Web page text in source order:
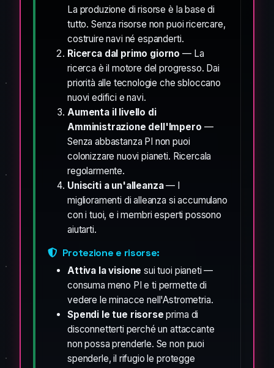
La produzione di risorse è la base di
tutto. Senza risorse non puoi ricercare,
costruire navi né espanderti.
Ricerca dal primo giorno — La
ricerca è il motore del progresso. Dai
priorità alle tecnologie che sbloccano
nuovi edifici e navi.
Aumenta il livello di
Amministrazione dell'Impero —
Senza abbastanza PI non puoi
colonizzare nuovi pianeti. Ricercala
regolarmente.
Unisciti a un'alleanza— I
miglioramenti di alleanza si accumulano
con i tuoi, e i membri esperti possono
aiutarti.
Protezione e risorse:
Attiva la visione sui tuoi pianeti —
consuma meno PI e ti permette di
vedere le minacce nell'Astrometria.
Spendi le tue risorse prima di
disconnetterti perché un attaccante
non possa prenderle. Se non puoi
spenderle, il rifugio le protegge